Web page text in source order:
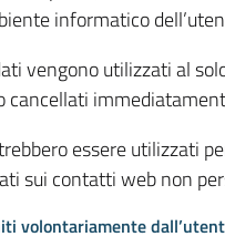
informatico
vengono utilizzati al
cancellati
essere utilizzati
sui contatti web non
volontariamente